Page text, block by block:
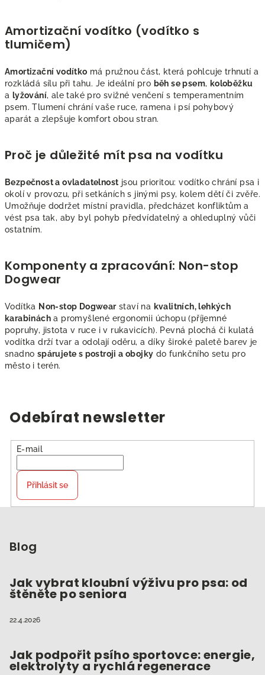
Amortizační vodítko (vodítko s
tlumičem)
Amortizační vodítko má pružnou část, která pohlcuje trhnutí a
rozkládá sílu při tahu. Je ideální pro běh se psem, koloběžku
a lyžování, ale také pro svižné venčení s temperamentním
psem. Tlumení chrání vaše ruce, ramena i psí pohybový
aparát a zlepšuje komfort obou stran.
Proč je důležité mít psa na vodítku
Bezpečnost a ovladatelnost jsou prioritou: vodítko chrání psa i
okolí v provozu, při setkáních s jinými psy, kolem dětí či zvěře.
Umožňuje dodržet místní pravidla, předcházet konfliktům a
vést psa tak, aby byl pohyb předvídatelný a ohleduplný vůči
ostatním.
Komponenty a zpracování: Non-stop
Dogwear
Vodítka Non-stop Dogwearstaví na kvalitních, lehkých
karabinách a promyšlené ergonomii úchopu (příjemné
popruhy, jistota v ruce i v rukavicích). Pevná plochá či kulatá
vodítka drží tvar a odolají oděru, a díky široké paletě barev je
snadno spárujete s postroji a obojky do funkčního setu pro
město i terén.
Odebírat newsletter
E-mail
Přihlásit se
Blog
Jak vybrat kloubní výživu pro psa: od
štěněte po seniora
22.4.2026
Jak podpořit psího sportovce: energie,
elektrolyty a rychlá regenerace